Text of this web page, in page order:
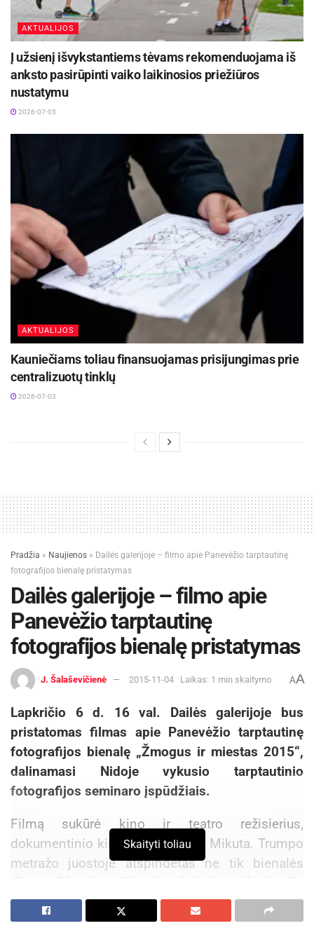
AKTUALIJOS
Į užsienį išvykstantiems tėvams rekomenduojama iš
anksto pasirūpinti vaiko laikinosios priežiūros
nustatymu
2026-07-03
AKTUALIJOS
Kauniečiams toliau finansuojamas prisijungimas prie
centralizuotų tinklų
2026-07-03
Pradžia » Naujienos » Dailės galerijoje – filmo apie Panevėžio tarptautinę
fotografijos bienalę pristatymas
Dailės galerijoje – filmo apie
Panevėžio tarptautinę
fotografijos bienalę pristatymas
J. Šalaševičienė 2015-11-04 Laikas: 1 min skaitymo AA
Lapkričio 6 d. 16 val. Dailės galerijoje bus
pristatomas filmas apie Panevėžio tarptautinę
fotografijos bienalę „Žmogus ir miestas 2015“,
dalinamasi Nidoje vykusio tarptautinio
fotografijos seminaro įspūdžiais.
Filmą sukūrė kino ir teatro režisierius,
dokumentinio kino kūrėjas Linas Mikuta. Trumpo
metražo juostoje atspindėtas ne tik bienalės
dienoraštis, vienuolikos jos dalyvių, profesionalių
Lietuvos, Lenkijos ir Bulgarijos fotografų
kūrybinių dirbtuvių įkarštis, bet ir platus bienalės
Skaityti toliau